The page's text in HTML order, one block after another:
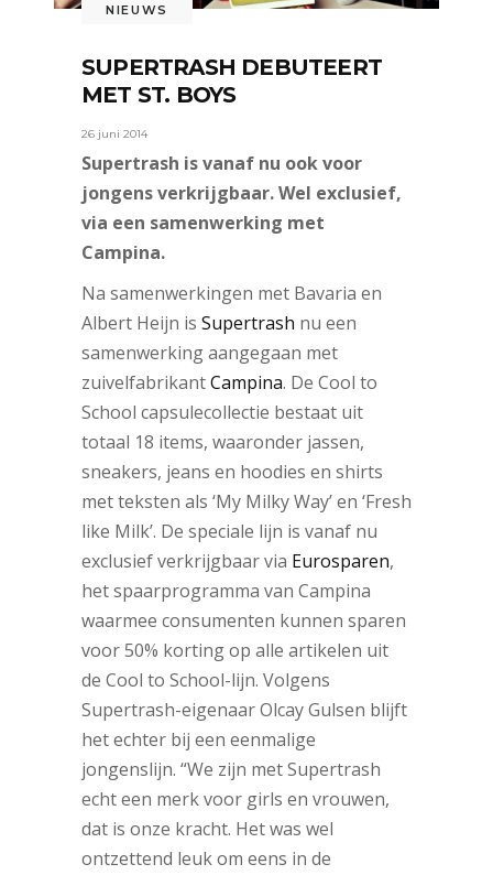
NIEUWS
SUPERTRASH DEBUTEERT
MET ST. BOYS
26 juni 2014
Supertrash is vanaf nu ook voor
jongens verkrijgbaar. Wel exclusief,
via een samenwerking met
Campina.
Na samenwerkingen met Bavaria en
Albert Heijn is Supertrash nu een
samenwerking aangegaan met
zuivelfabrikantCampina. De Cool to
School capsulecollectie bestaat uit
totaal 18 items, waaronder jassen,
sneakers, jeans en hoodies en shirts
met teksten als ‘My Milky Way’ en ‘Fresh
like Milk’. De speciale lijn is vanaf nu
exclusief verkrijgbaar via Eurosparen,
het spaarprogramma van Campina
waarmee consumenten kunnen sparen
voor 50% korting op alle artikelen uit
de Cool to School-lijn. Volgens
Supertrash-eigenaar Olcay Gulsen blijft
het echter bij een eenmalige
jongenslijn. “We zijn met Supertrash
echt een merk voor girls en vrouwen,
dat is onze kracht. Het was wel
ontzettend leuk om eens in de